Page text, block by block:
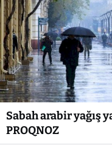
Sabah arabir yağış
PROQNOZ